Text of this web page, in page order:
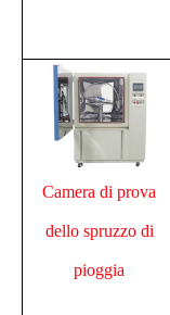
Camera di prova
dello spruzzo di
pioggia